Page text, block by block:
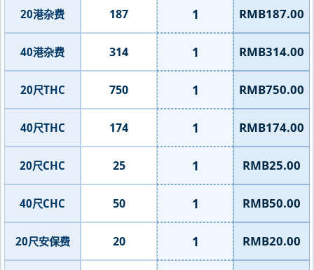
20港杂费 187 1 RMB187.00
40港杂费 314 1 RMB314.00
20尺THC 750 1 RMB750.00
40尺THC 174 1 RMB174.00
20尺CHC 25 1 RMB25.00
40尺CHC 50 1 RMB50.00
20尺安保费 20 1 RMB20.00